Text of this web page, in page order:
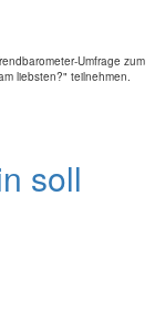
Umfrage zum
liebsten?" teilnehmen.
soll